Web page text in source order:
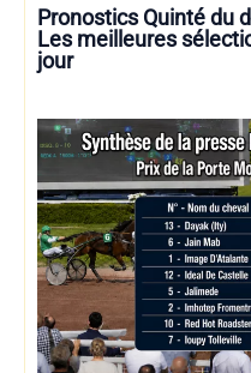
Pronostics Quinté du
Les meilleures
jour